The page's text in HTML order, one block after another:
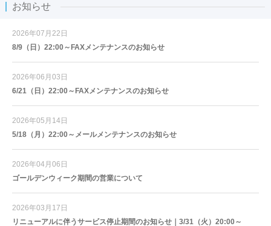
お知らせ
2026年07月22日
8/9（日）22:00～FAXメンテナンスのお知らせ
2026年06月03日
6/21（日）22:00～FAXメンテナンスのお知らせ
2026年05月14日
5/18（月）22:00～メールメンテナンスのお知らせ
2026年04月06日
ゴールデンウィーク期間の営業について
2026年03月17日
リニューアルに伴うサービス停止期間のお知らせ｜3/31（火）20:00～